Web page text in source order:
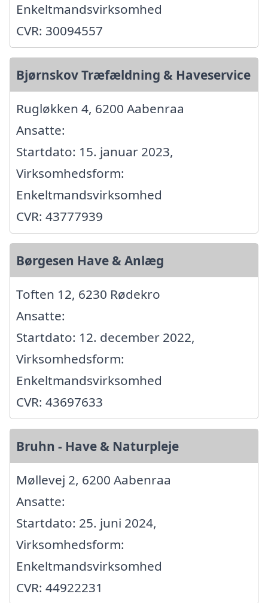
Enkeltmandsvirksomhed
CVR: 30094557
Bjørnskov Træfældning & Haveservice
Rugløkken 4, 6200 Aabenraa
Ansatte:
Startdato: 15. januar 2023,
Virksomhedsform:
Enkeltmandsvirksomhed
CVR: 43777939
Børgesen Have & Anlæg
Toften 12, 6230 Rødekro
Ansatte:
Startdato: 12. december 2022,
Virksomhedsform:
Enkeltmandsvirksomhed
CVR: 43697633
Bruhn - Have & Naturpleje
Møllevej 2, 6200 Aabenraa
Ansatte:
Startdato: 25. juni 2024,
Virksomhedsform:
Enkeltmandsvirksomhed
CVR: 44922231